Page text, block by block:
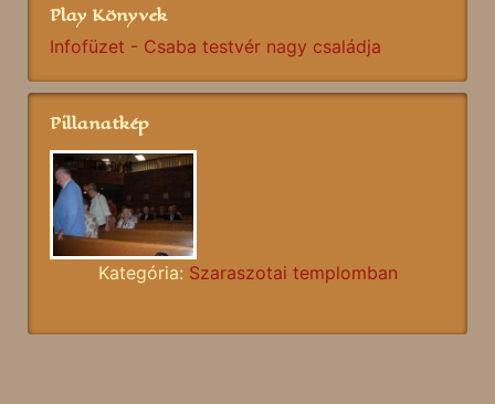
Play Könyvek
Infofüzet - Csaba testvér nagy családja
Pillanatkép
Kategória: Szaraszotai templomban